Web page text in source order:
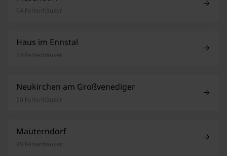
64 Ferienhäuser
Haus im Ennstal
33 Ferienhäuser
Neukirchen am Großvenediger
30 Ferienhäuser
Mauterndorf
35 Ferienhäuser